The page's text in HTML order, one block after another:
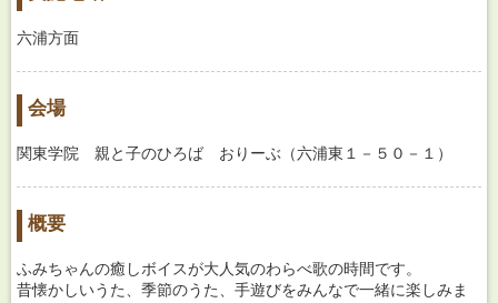
六浦方面
会場
関東学院 親と子のひろば おりーぶ（六浦東１－５０－１）
概要
ふみちゃんの癒しボイスが大人気のわらべ歌の時間です。
昔懐かしいうた、季節のうた、手遊びをみんなで一緒に楽しみま